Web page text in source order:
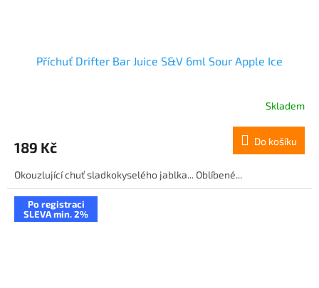
Příchuť Drifter Bar Juice S&V 6ml Sour Apple Ice
Skladem
189 Kč Do košíku
Okouzlující chuť sladkokyselého jablka... Oblíbené...
Po registraci
SLEVA min. 2%